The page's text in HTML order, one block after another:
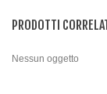
PRODOTTI
Nessun oggetto